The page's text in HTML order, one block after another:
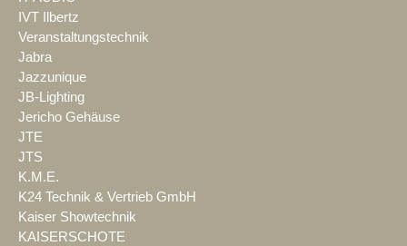
IVT Ilbertz
Veranstaltungstechnik
Jabra
Jazzunique
JB-Lighting
Jericho Gehäuse
JTE
JTS
K.M.E.
K24 Technik & Vertrieb GmbH
Kaiser Showtechnik
KAISERSCHOTE